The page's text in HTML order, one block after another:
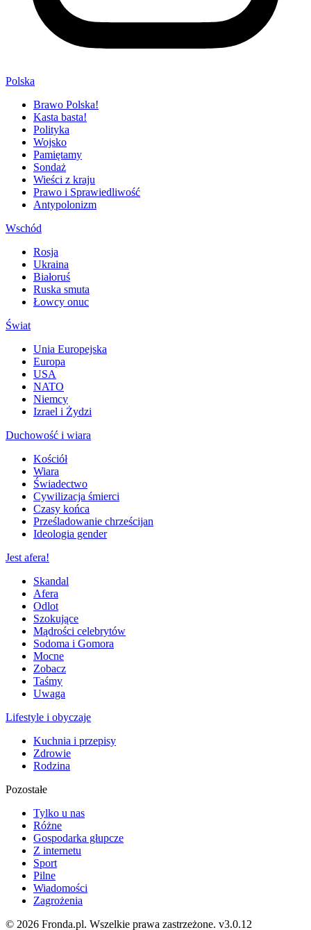
Polska
Brawo Polska!
Kasta basta!
Polityka
Wojsko
Pamiętamy
Sondaż
Wieści z kraju
Prawo i Sprawiedliwość
Antypolonizm
Wschód
Rosja
Ukraina
Białoruś
Ruska smuta
Łowcy onuc
Świat
Unia Europejska
Europa
USA
NATO
Niemcy
Izrael i Żydzi
Duchowość i wiara
Kościół
Wiara
Świadectwo
Cywilizacja śmierci
Czasy końca
Prześladowanie chrześcijan
Ideologia gender
Jest afera!
Skandal
Afera
Odlot
Szokujące
Mądrości celebrytów
Sodoma i Gomora
Mocne
Zobacz
Taśmy
Uwaga
Lifestyle i obyczaje
Kuchnia i przepisy
Zdrowie
Rodzina
Pozostałe
Tylko u nas
Różne
Gospodarka głupcze
Z internetu
Sport
Pilne
Wiadomości
Zagrożenia
© 2026 Fronda.pl. Wszelkie prawa zastrzeżone. v3.0.12